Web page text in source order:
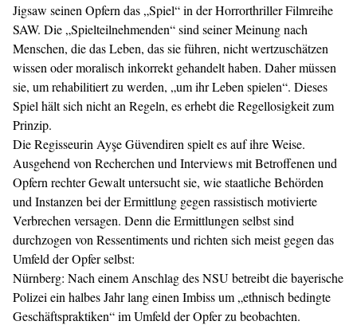
Jigsaw seinen Opfern das „Spiel“ in der Horrorthriller Filmreihe
SAW. Die „Spielteilnehmenden“ sind seiner Meinung nach
Menschen, die das Leben, das sie führen, nicht wertzuschätzen
wissen oder moralisch inkorrekt gehandelt haben. Daher müssen
sie, um rehabilitiert zu werden, „um ihr Leben spielen“. Dieses
Spiel hält sich nicht an Regeln, es erhebt die Regellosigkeit zum
Prinzip.
Die Regisseurin Ayşe Güvendiren spielt es auf ihre Weise.
Ausgehend von Recherchen und Interviews mit Betroffenen und
Opfern rechter Gewalt untersucht sie, wie staatliche Behörden
und Instanzen bei der Ermittlung gegen rassistisch motivierte
Verbrechen versagen. Denn die Ermittlungen selbst sind
durchzogen von Ressentiments und richten sich meist gegen das
Umfeld der Opfer selbst:
Nürnberg: Nach einem Anschlag des NSU betreibt die bayerische
Polizei ein halbes Jahr lang einen Imbiss um „ethnisch bedingte
Geschäftspraktiken“ im Umfeld der Opfer zu beobachten.